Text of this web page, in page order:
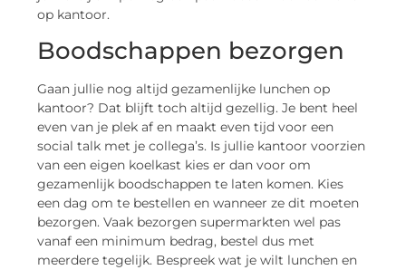
op kantoor.
Boodschappen bezorgen
Gaan jullie nog altijd gezamenlijke lunchen op
kantoor? Dat blijft toch altijd gezellig. Je bent heel
even van je plek af en maakt even tijd voor een
social talk met je collega’s. Is jullie kantoor voorzien
van een eigen koelkast kies er dan voor om
gezamenlijk boodschappen te laten komen. Kies
een dag om te bestellen en wanneer ze dit moeten
bezorgen. Vaak bezorgen supermarkten wel pas
vanaf een minimum bedrag, bestel dus met
meerdere tegelijk. Bespreek wat je wilt lunchen en